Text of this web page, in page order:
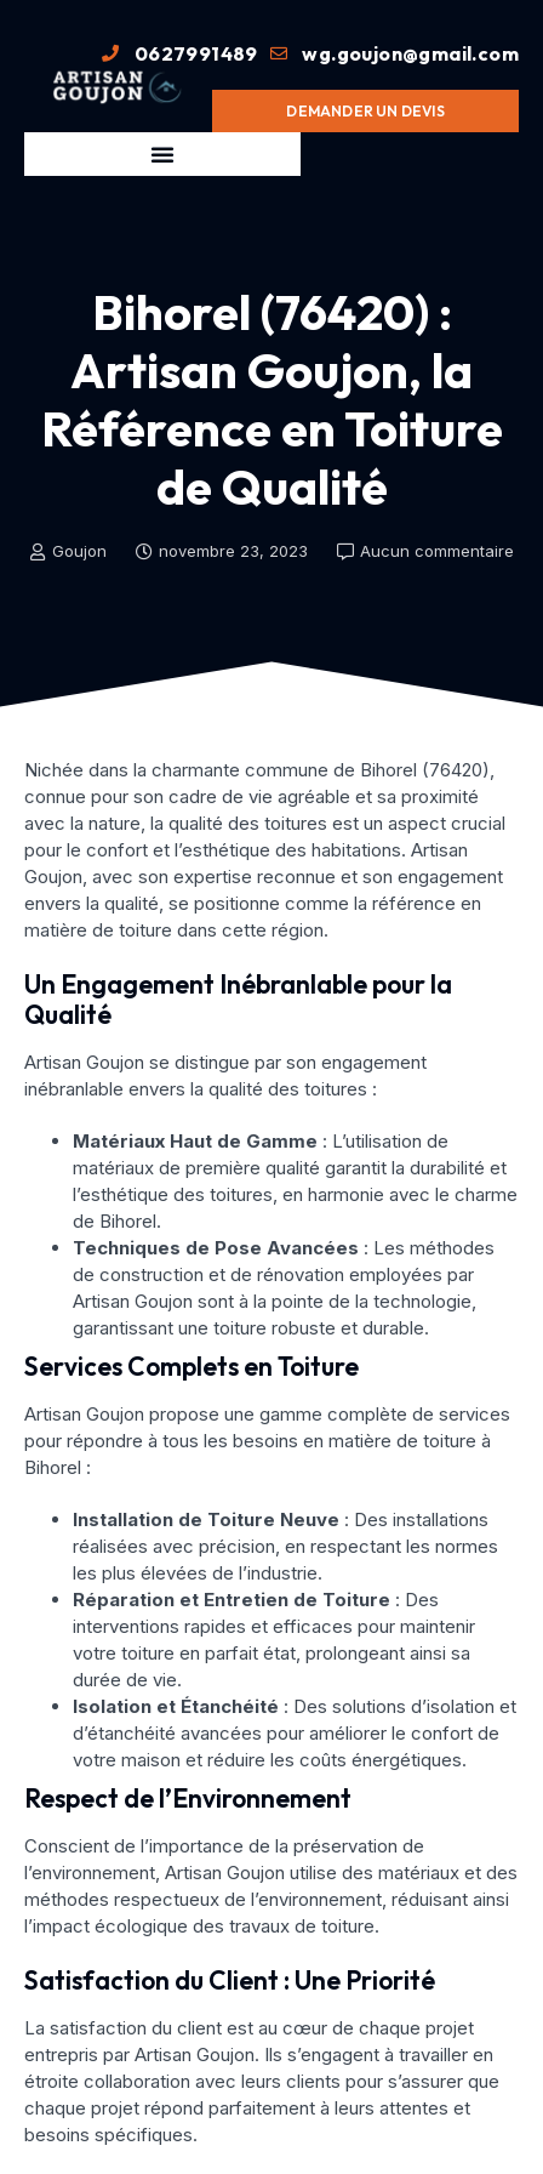
0627991489 wg.goujon@gmail.com
DEMANDER UN DEVIS
Bihorel (76420) :
Artisan Goujon, la
Référence en Toiture
de Qualité
Goujon novembre 23, 2023 Aucun commentaire
Nichée dans la charmante commune de Bihorel (76420),
connue pour son cadre de vie agréable et sa proximité
avec la nature, la qualité des toitures est un aspect crucial
pour le confort et l’esthétique des habitations. Artisan
Goujon, avec son expertise reconnue et son engagement
envers la qualité, se positionne comme la référence en
matière de toiture dans cette région.
Un Engagement Inébranlable pour la
Qualité
Artisan Goujon se distingue par son engagement
inébranlable envers la qualité des toitures :
Matériaux Haut de Gamme : L’utilisation de
matériaux de première qualité garantit la durabilité et
l’esthétique des toitures, en harmonie avec le charme
de Bihorel.
Techniques de Pose Avancées : Les méthodes
de construction et de rénovation employées par
Artisan Goujon sont à la pointe de la technologie,
garantissant une toiture robuste et durable.
Services Complets en Toiture
Artisan Goujon propose une gamme complète de services
pour répondre à tous les besoins en matière de toiture à
Bihorel :
Installation de Toiture Neuve : Des installations
réalisées avec précision, en respectant les normes
les plus élevées de l’industrie.
Réparation et Entretien de Toiture : Des
interventions rapides et efficaces pour maintenir
votre toiture en parfait état, prolongeant ainsi sa
durée de vie.
Isolation et Étanchéité : Des solutions d’isolation et
d’étanchéité avancées pour améliorer le confort de
votre maison et réduire les coûts énergétiques.
Respect de l’Environnement
Conscient de l’importance de la préservation de
l’environnement, Artisan Goujon utilise des matériaux et des
méthodes respectueux de l’environnement, réduisant ainsi
l’impact écologique des travaux de toiture.
Satisfaction du Client : Une Priorité
La satisfaction du client est au cœur de chaque projet
entrepris par Artisan Goujon. Ils s’engagent à travailler en
étroite collaboration avec leurs clients pour s’assurer que
chaque projet répond parfaitement à leurs attentes et
besoins spécifiques.